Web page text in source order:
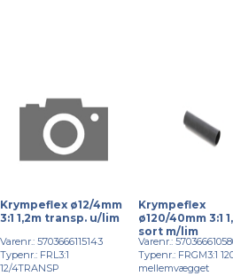
Krympeflex ø12/4mm
3:1 1,2m transp. u/lim
Varenr.: 5703666115143
Typenr.: FRL3:1
12/4TRANSP
Krympeflex
ø120/40mm 3:1
sort m/lim
Varenr.:
Typenr.: FRGM3:1
mellemvægget